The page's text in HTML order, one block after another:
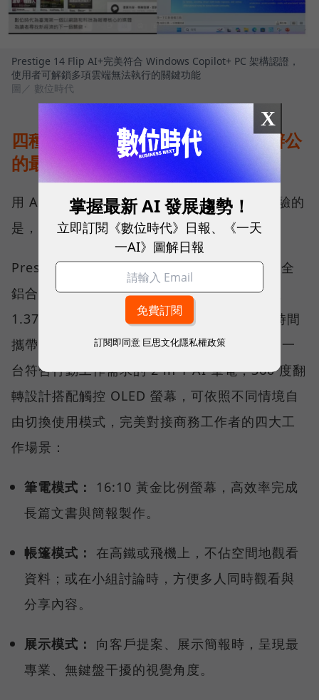
Prestige 14 Flip AI+完美符合 Windows Copilot+ PC 架構認證，
使用者可解鎖多項雲端無法執行的關鍵功能
圖／ 數位時代
四種模式自由切換，完美補足行動辦公
的最後一哩路
用 AI 提升效率只是第一步，真正影響使用體驗的
是，筆電與人互動的每一個細節。
Prestige 14 Flip AI+ 採用全新的精工設計，全
鋁合金打造的纖薄機身搭配弧形圓角，重量僅
1.37 公斤，不僅兼具質感與耐用性，更讓長時間
攜帶變得更加舒適。值得特別一提的是，它是一
台符合行動工作需求的 2 in 1 AI 筆電，360 度翻
轉設計搭配觸控 OLED 螢幕，可依照不同情境自
由切換使用模式，完美對接商務工作者的四大工
作場景：
筆電模式：
16:10 黃金比例螢幕，高效率完成
長篇文書與簡報製作。
帳篷模式： 在高鐵或飛機上，不佔空間地觀看
資料；或在小組討論時，方便多人同時觀看與
分享內容。
展示模式：
向客戶提案、展示簡報時，呈現最
專業、無鍵盤干擾的視覺角度。
X
掌握最新 AI 發展趨勢！
立即訂閱《數位時代》日報、《一天
一AI》圖解日報
訂閱即同意 巨思文化隱私權政策